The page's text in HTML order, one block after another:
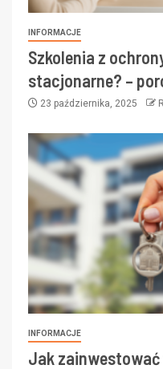
INFORMACJE
Szkolenia z
stacjonarne? –
23 października, 2025
INFORMACJE
Jak